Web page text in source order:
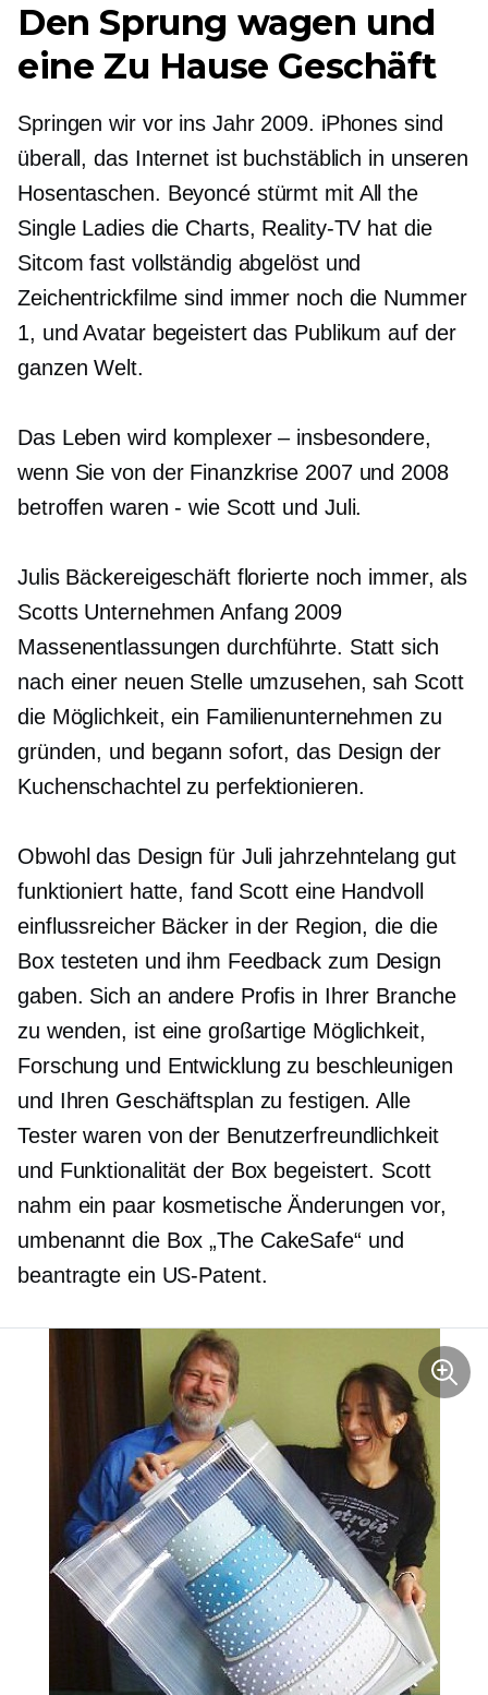
Den Sprung wagen und
eine Zu Hause Geschäft
Springen wir vor ins Jahr 2009. iPhones sind
überall, das Internet ist buchstäblich in unseren
Hosentaschen. Beyoncé stürmt mit All the
Single Ladies die Charts, Reality-TV hat die
Sitcom fast vollständig abgelöst und
Zeichentrickfilme sind immer noch die Nummer
1, und Avatar begeistert das Publikum auf der
ganzen Welt.
Das Leben wird komplexer – insbesondere,
wenn Sie von der Finanzkrise 2007 und 2008
betroffen waren- wie Scott und Juli.
Julis Bäckereigeschäft florierte noch immer, als
Scotts Unternehmen Anfang 2009
Massenentlassungen durchführte. Statt sich
nach einer neuen Stelle umzusehen, sah Scott
die Möglichkeit, ein Familienunternehmen zu
gründen, und begann sofort, das Design der
Kuchenschachtel zu perfektionieren.
Obwohl das Design für Juli jahrzehntelang gut
funktioniert hatte, fand Scott eine Handvoll
einflussreicher Bäcker in der Region, die die
Box testeten und ihm Feedback zum Design
gaben. Sich an andere Profis in Ihrer Branche
zu wenden, ist eine großartige Möglichkeit,
Forschung und Entwicklung zu beschleunigen
und Ihren Geschäftsplan zu festigen. Alle
Tester waren von der Benutzerfreundlichkeit
und Funktionalität der Box begeistert. Scott
nahm ein paar kosmetische Änderungen vor,
umbenannt die Box „The CakeSafe“ und
beantragte ein US-Patent.